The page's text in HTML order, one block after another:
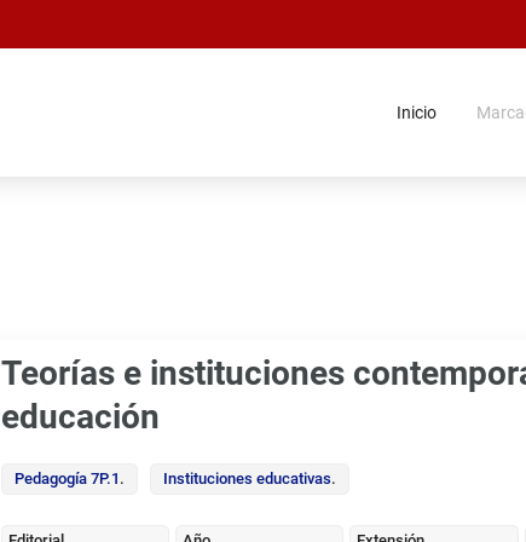
Inicio
Teorías e instituciones
educación
Pedagogía 7P.1 . Instituciones educativas.